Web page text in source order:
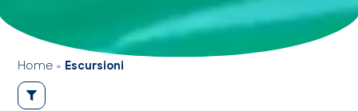
Home » Escursioni